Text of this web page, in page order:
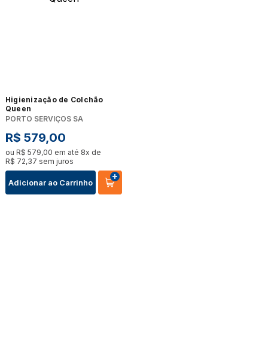
Higienização de Colchão
Queen
PORTO SERVIÇOS SA
R$ 579,00
ou R$ 579,00 em até 8x de
R$ 72,37 sem juros
Adicionar ao Carrinho